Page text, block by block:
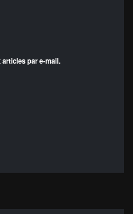
par e-mail.